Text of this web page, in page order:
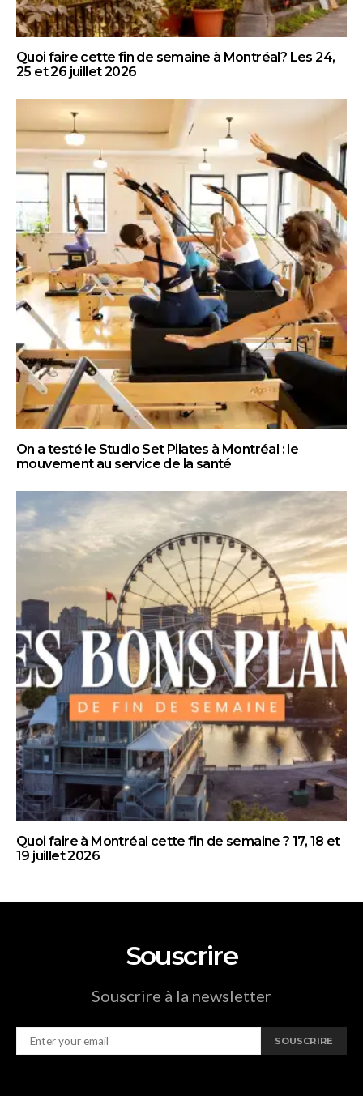
Quoi faire cette fin de semaine à Montréal? Les 24,
25 et 26 juillet 2026
On a testé le Studio Set Pilates à Montréal : le
mouvement au service de la santé
Quoi faire à Montréal cette fin de semaine ? 17, 18 et
19 juillet 2026
Souscrire
Souscrire à la newsletter
SOUSCRIRE